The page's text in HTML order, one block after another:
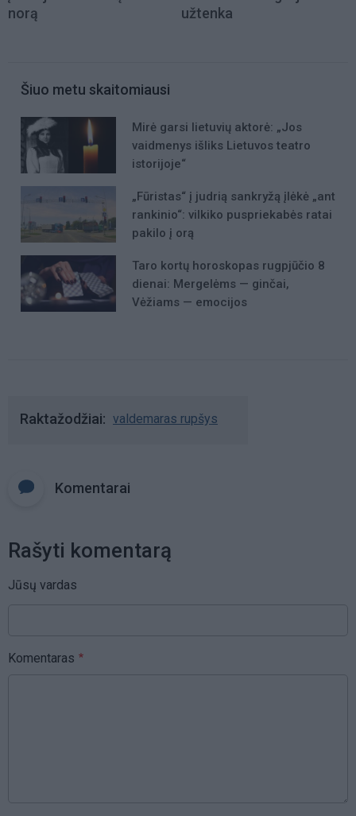
norą
užtenka
Šiuo metu skaitomiausi
Mirė garsi lietuvių aktorė: „Jos
vaidmenys išliks Lietuvos teatro
istorijoje“
„Fūristas“ į judrią sankryžą įlėkė „ant
rankinio“: vilkiko puspriekabės ratai
pakilo į orą
Taro kortų horoskopas rugpjūčio 8
dienai: Mergelėms — ginčai,
Vėžiams — emocijos
Raktažodžiai valdemaras rupšys
Komentarai
Rašyti komentarą
Jūsų vardas
Komentaras